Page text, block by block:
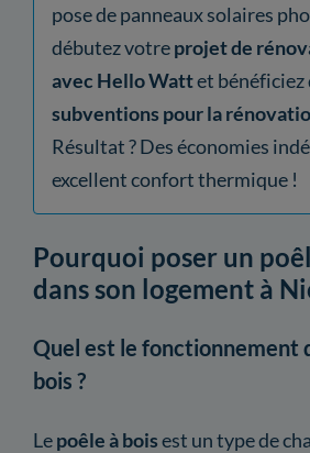
pose de panneaux solaires
débutez votreprojet de
avec Hello Wattet bénéficiez
subventions pour la
Résultat ? Des économies
excellent confort thermique !
Pourquoi poser un
dans son logement à
Quel est le fonctionnement
bois ?
Lepoêle à boisest un type de